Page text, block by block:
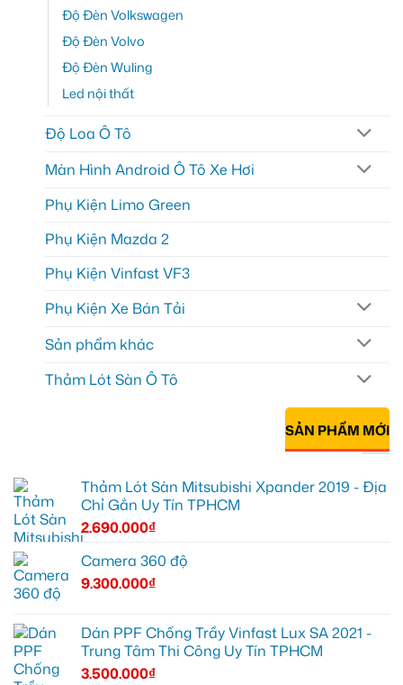
Độ Đèn Volkswagen
Độ Đèn Volvo
Độ Đèn Wuling
Led nội thất
Độ Loa Ô Tô
Màn Hình Android Ô Tô Xe Hơi
Phụ Kiện Limo Green
Phụ Kiện Mazda 2
Phụ Kiện Vinfast VF3
Phụ Kiện Xe Bán Tải
Sản phẩm khác
Thảm Lót Sàn Ô Tô
SẢN PHẨM MỚI
Thảm Lót Sàn Mitsubishi Xpander 2019 - Địa
Chỉ Gắn Uy Tín TPHCM
2.690.000₫
Camera 360 độ
9.300.000₫
Dán PPF Chống Trầy Vinfast Lux SA 2021 -
Trung Tâm Thi Công Uy Tín TPHCM
3.500.000₫